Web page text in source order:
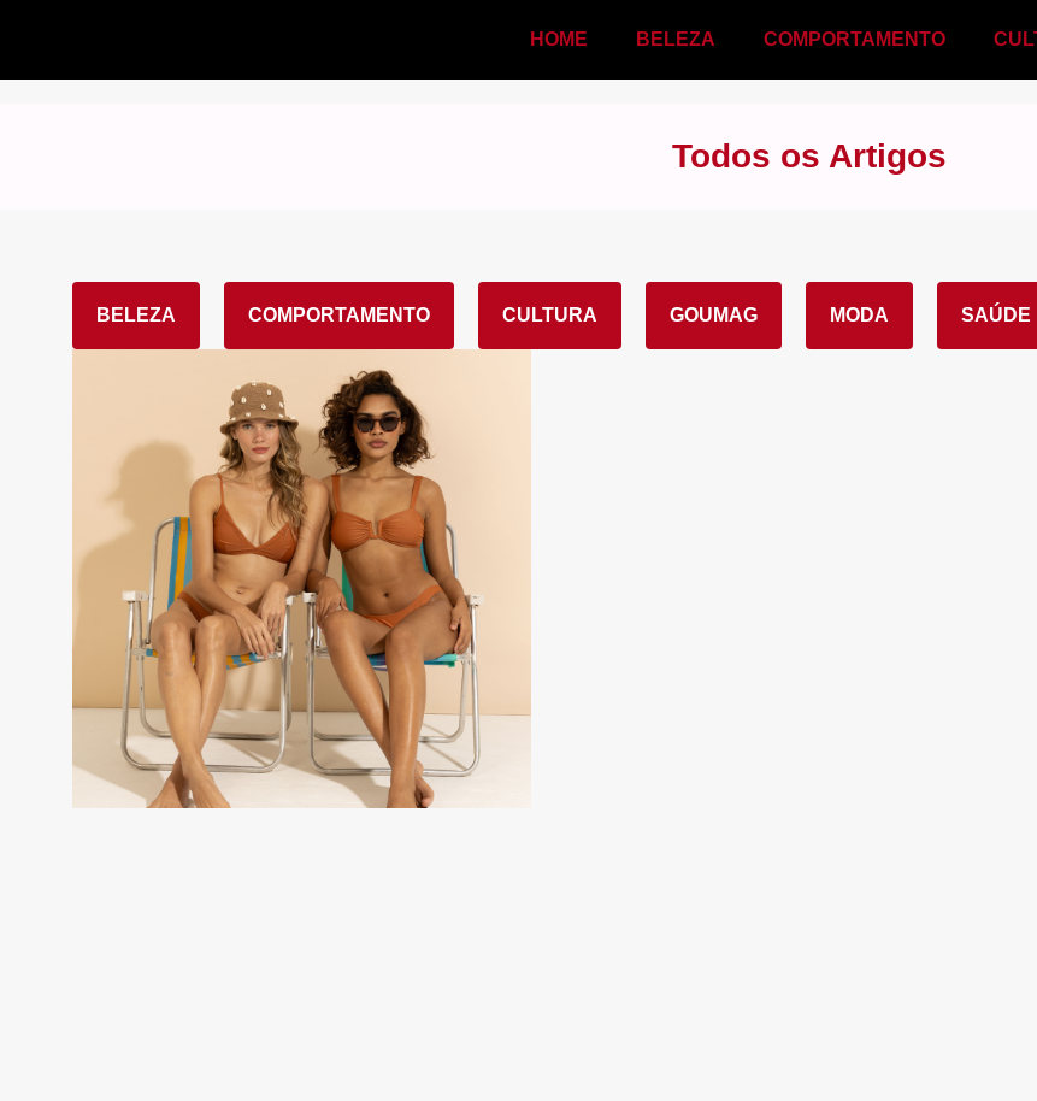
HOME BELEZA COMPORTAMENTO
Todos os Artigos
BELEZA COMPORTAMENTO CULTURA GOUMAG MODA SAÚDE